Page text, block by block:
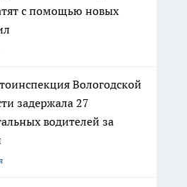
с помощью новых
Вологодской
задержала 27
водителей за